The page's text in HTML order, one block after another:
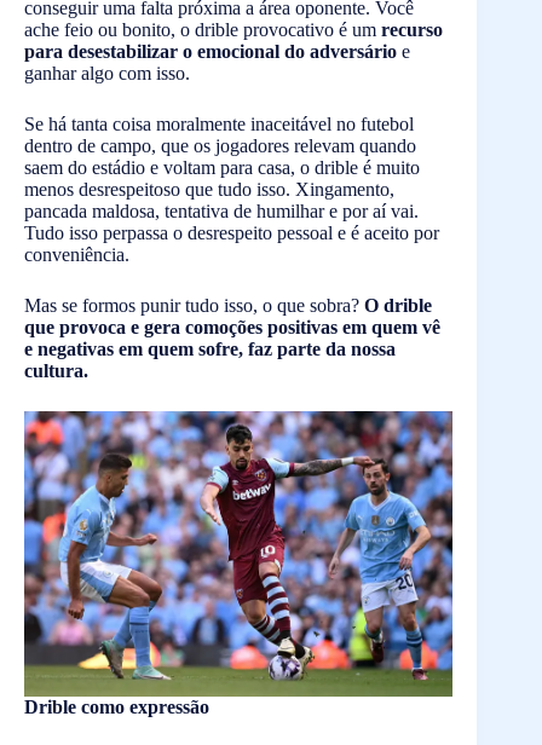
conseguir uma falta próxima a área oponente. Você
ache feio ou bonito, o drible provocativo é um recurso
para desestabilizar o emocional do adversário e
ganhar algo com isso.
Se há tanta coisa moralmente inaceitável no futebol
dentro de campo, que os jogadores relevam quando
saem do estádio e voltam para casa, o drible é muito
menos desrespeitoso que tudo isso. Xingamento,
pancada maldosa, tentativa de humilhar e por aí vai.
Tudo isso perpassa o desrespeito pessoal e é aceito por
conveniência.
Mas se formos punir tudo isso, o que sobra? O drible
que provoca e gera comoções positivas em quem vê
e negativas em quem sofre, faz parte da nossa
cultura.
Drible como expressão